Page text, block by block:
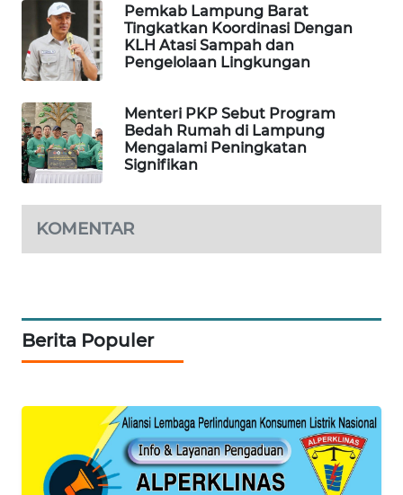
Pemkab Lampung Barat
Tingkatkan Koordinasi Dengan
KLH Atasi Sampah dan
Pengelolaan Lingkungan
Menteri PKP Sebut Program
Bedah Rumah di Lampung
Mengalami Peningkatan
Signifikan
KOMENTAR
Berita Populer
LISTRIK
MASYARAKAT
KELISTRIKAN
WALINKI
ID
ID
MARTABAT
PLN
WATCH
LKKI